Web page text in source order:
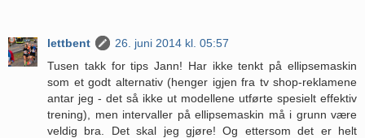
lettbent
26. juni 2014 kl. 05:57
Tusen takk for tips Jann! Har ikke tenkt på ellipsemaskin
som et godt alternativ (henger igjen fra tv shop-reklamene
antar jeg - det så ikke ut modellene utførte spesielt effektiv
trening), men intervaller på ellipsemaskin må i grunn være
veldig bra. Det skal jeg gjøre! Og ettersom det er helt